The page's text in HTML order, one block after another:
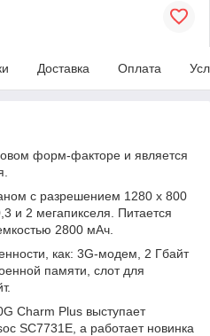
Доставка Оплата
форм-факторе и является
с разрешением 1280 х 800
и 2 мегапикселя. Питается
2800 мАч.
как: 3G-модем, 2 Гбайт
памяти, слот для
Charm Plus выступает
SC7731E, а работает новинка